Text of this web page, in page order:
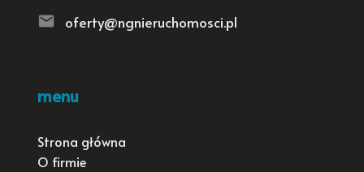
oferty@ngnieruchomosci.pl
menu
Strona główna
O firmie